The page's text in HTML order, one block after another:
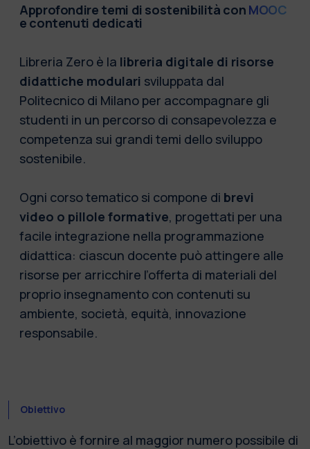
Approfondire temi di sostenibilità con MOOC
e contenuti dedicati
Libreria Zero è la libreria digitale di risorse
didattiche modulari sviluppata dal
Politecnico di Milano per accompagnare gli
studenti in un percorso di consapevolezza e
competenza sui grandi temi dello sviluppo
sostenibile.
Ogni corso tematico si compone di brevi
video o pillole formative, progettati per una
facile integrazione nella programmazione
didattica: ciascun docente può attingere alle
risorse per arricchire l’offerta di materiali del
proprio insegnamento con contenuti su
ambiente, società, equità, innovazione
responsabile.
Obiettivo
L’obiettivo è fornire al maggior numero possibile di